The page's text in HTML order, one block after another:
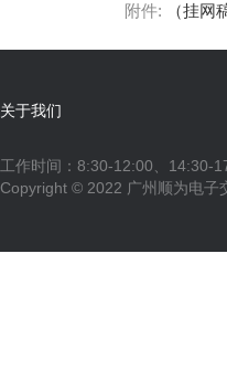
附件: （挂
关于我们
工作时间：8:30-12:00、14:30-
Copyright © 2022 广州顺为电